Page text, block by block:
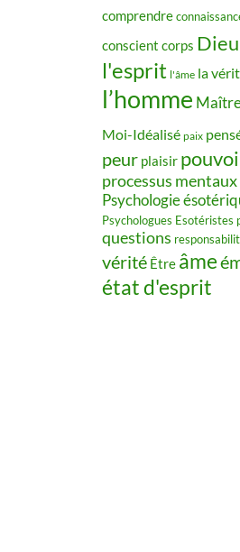
comprendre
conscient corps Dieu
l'esprit l'âme la
l’homme
Moi-Idéalisé paix
peur plaisir
processus mentaux
Psychologie
Psychologues Esotéristes
questions
vérité Être âme
état d'esprit